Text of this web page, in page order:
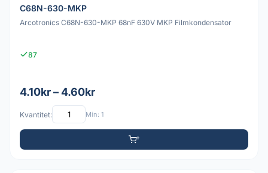
C68N-630-MKP
Arcotronics C68N-630-MKP 68nF 630V MKP Filmkondensator
87
4.10kr – 4.60kr
Kvantitet: Min: 1